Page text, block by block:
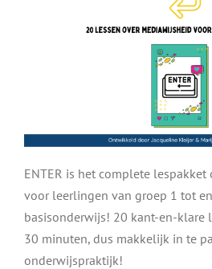
ENTER is het complete lespakket
voor leerlingen van groep 1 tot
basisonderwijs! 20 kant-en-klare
30 minuten, dus makkelijk in te
onderwijspraktijk!